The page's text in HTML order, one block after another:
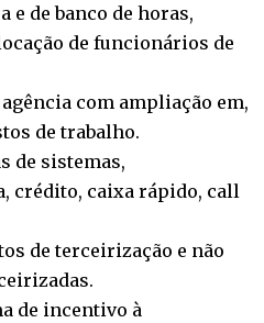
e de banco de horas,
de funcionários de
com ampliação em,
de trabalho.
de sistemas,
crédito, caixa rápido, call
de terceirização e não
de incentivo à